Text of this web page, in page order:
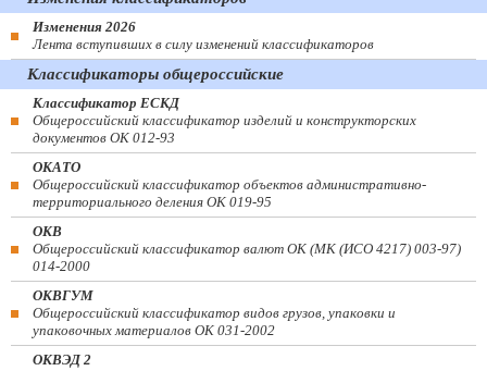
Изменения 2026
Лента вступивших в силу изменений классификаторов
Классификаторы общероссийские
Классификатор ЕСКД
Общероссийский классификатор изделий и конструкторских
документов ОК 012-93
ОКАТО
Общероссийский классификатор объектов административно-
территориального деления ОК 019-95
ОКВ
Общероссийский классификатор валют ОК (МК (ИСО 4217) 003-97)
014-2000
ОКВГУМ
Общероссийский классификатор видов грузов, упаковки и
упаковочных материалов ОК 031-2002
ОКВЭД 2